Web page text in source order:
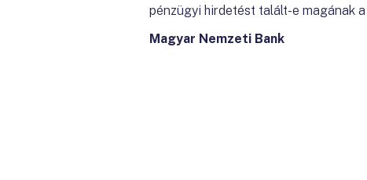
pénzügyi hirdetést talált-e magának
Magyar Nemzeti Bank